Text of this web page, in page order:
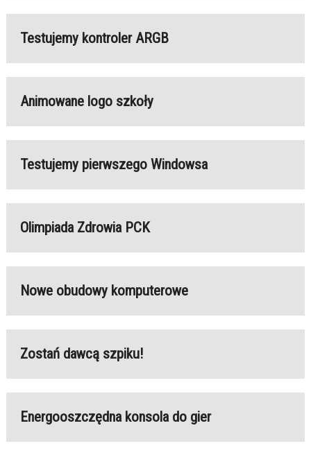
Testujemy kontroler ARGB
Animowane logo szkoły
Testujemy pierwszego Windowsa
Olimpiada Zdrowia PCK
Nowe obudowy komputerowe
Zostań dawcą szpiku!
Energooszczędna konsola do gier